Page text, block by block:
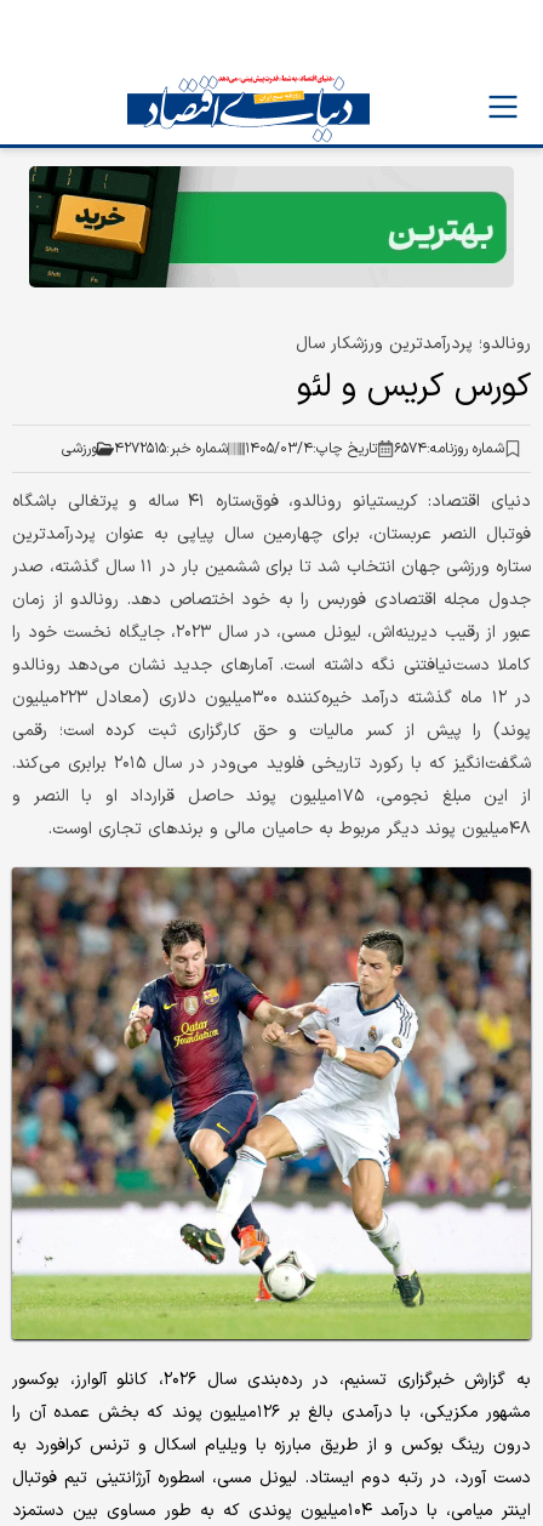
رونالدو؛ پردرآمدترین ورزشکار سال
کورس کریس و لئو
شماره روزنامه:۶۵۷۴ تاریخ چاپ:۱۴۰۵/۰۳/۴ شماره خبر:۴۲۷۲۵۱۵ ورزشی
دنیای اقتصاد: کریستیانو رونالدو، فوق‌ستاره ۴۱ ساله و پرتغالی باشگاه
فوتبال النصر عربستان، برای چهارمین سال پیاپی به عنوان پردرآمدترین
ستاره ورزشی جهان انتخاب شد تا برای ششمین بار در ۱۱ سال گذشته، صدر
جدول مجله اقتصادی فوربس را به خود اختصاص دهد. رونالدو از زمان
عبور از رقیب دیرینه‌اش، لیونل مسی، در سال ۲۰۲۳، جایگاه نخست خود را
کاملا دست‌نیافتنی نگه داشته است. آمارهای جدید نشان می‌دهد رونالدو
در ۱۲ ماه گذشته درآمد خیره‌کننده ۳۰۰‌میلیون دلاری (معادل ۲۲۳‌میلیون
پوند) را پیش از کسر مالیات و حق کارگزاری ثبت کرده است؛ رقمی
شگفت‌انگیز که با رکورد تاریخی فلوید می‌ودر در سال ۲۰۱۵ برابری می‌کند.
از این مبلغ نجومی، ۱۷۵‌میلیون پوند حاصل قرارداد او با النصر و
۴۸‌میلیون پوند دیگر مربوط به حامیان مالی و برندهای تجاری اوست.
به گزارش خبرگزاری تسنیم، در رده‌بندی سال ۲۰۲۶، کانلو آلوارز، بوکسور
مشهور مکزیکی، با درآمدی بالغ بر ۱۲۶‌میلیون پوند که بخش عمده آن را
درون رینگ بوکس و از طریق مبارزه با ویلیام اسکال و ترنس کرافورد به
دست آورد، در رتبه دوم ایستاد. لیونل مسی، اسطوره آرژانتینی تیم فوتبال
اینتر میامی، با درآمد ۱۰۴‌میلیون پوندی که به طور مساوی بین دستمزد